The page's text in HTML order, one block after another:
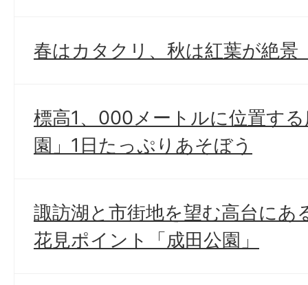
春はカタクリ、秋は紅葉が絶景
標高1、000メートルに位置す
園」1日たっぷりあそぼう
諏訪湖と市街地を望む高台にあ
花見ポイント「成田公園」